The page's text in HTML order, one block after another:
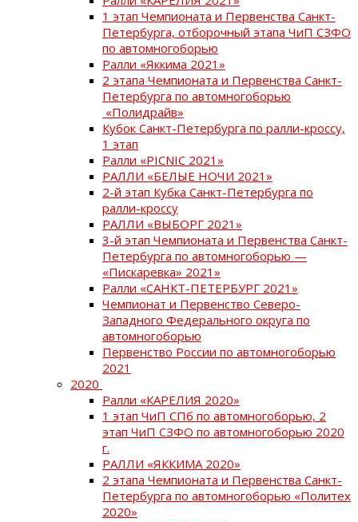
1 этап Чемпионата и Первенства Санкт-
Петербурга, отборочный этапа ЧиП СЗФО
по автомногоборью
Ралли «Яккима 2021»
2 этапа Чемпионата и Первенства Санкт-
Петербурга по автомногоборью
«Полидрайв»
Кубок Санкт-Петербурга по ралли-кроссу,
1 этап
Ралли «PICNIC 2021»
РАЛЛИ «БЕЛЫЕ НОЧИ 2021»
2-й этап Кубка Санкт-Петербурга по
ралли-кроссу
РАЛЛИ «ВЫБОРГ 2021»
3-й этап Чемпионата и Первенства Санкт-
Петербурга по автомногоборью —
«Пискаревка» 2021»
Ралли «САНКТ-ПЕТЕРБУРГ 2021»
Чемпионат и Первенство Северо-
Западного Федерального округа по
автомногоборью
Первенство России по автомногоборью
2021
2020
Ралли «КАРЕЛИЯ 2020»
1 этап ЧиП СПб по автомногоборью, 2
этап ЧиП СЗФО по автомногоборью 2020
г.
РАЛЛИ «ЯККИМА 2020»
2 этапа Чемпионата и Первенства Санкт-
Петербурга по автомногоборью «Политех
2020»